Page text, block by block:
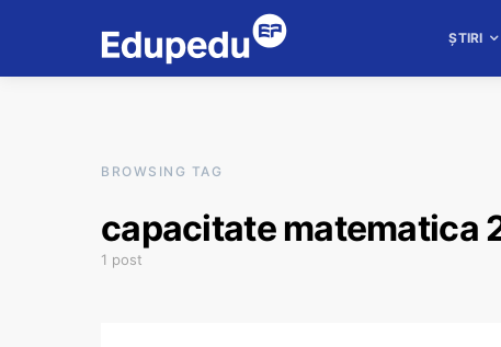
ȘTIRI
BROWSING TAG
capacitate matematica
1 post